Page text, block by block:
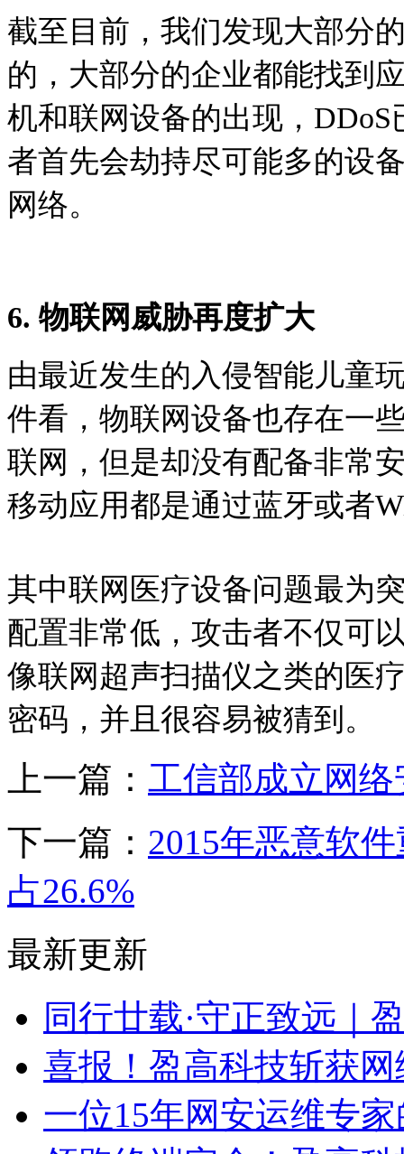
截至目前，我们发现大部分
的，大部分的企业都能找到
机和联网设备的出现，
者首先会劫持尽可能多的设
网络。
6. 物联网威胁再度扩大
由最近发生的入侵智能儿童
件看，物联网设备也存在一
联网，但是却没有配备非常
移动应用都是通过蓝牙或者
其中联网医疗设备问题最为
配置非常低，攻击者不仅可
像联网超声扫描仪之类的医
密码，并且很容易被猜到。
上一篇： 工信部成立网
下一篇： 2015年恶意软
占26.6%
最新更新
同行廿载·守正致远｜
喜报！盈高科技斩获
一位15年网安运维专